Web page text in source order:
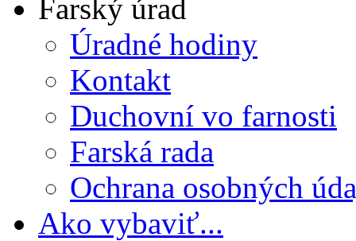
Farský úrad
Úradné hodiny
Kontakt
Duchovní vo farnosti
Farská rada
Ochrana osobných
Ako vybaviť...